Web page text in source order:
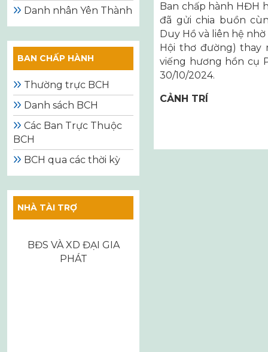
Danh nhân Yên Thành
BAN CHẤP HÀNH
Thường trực BCH
Danh sách BCH
Các Ban Trực Thuộc
BCH
BCH qua các thời kỳ
NHÀ TÀI TRỢ
BĐS VÀ XD ĐẠI GIA
PHÁT
Ban chấp hành HĐH
đã gửi chia buồn
Duy Hồ và liên hệ
Hội thơ đường)
viếng hương hồn cụ
30/10/2024.
CẢNH TRÍ
Điều